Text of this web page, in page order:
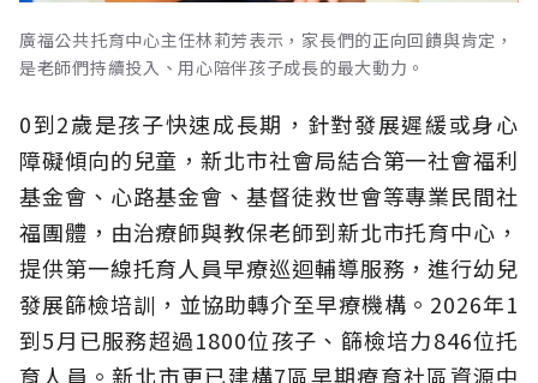
廣福公共托育中心主任林莉芳表示，家長們的正向回饋與肯定，
是老師們持續投入、用心陪伴孩子成長的最大動力。
0到2歲是孩子快速成長期，針對發展遲緩或身心
障礙傾向的兒童，新北市社會局結合第一社會福利
基金會、心路基金會、基督徒救世會等專業民間社
福團體，由治療師與教保老師到新北市托育中心，
提供第一線托育人員早療巡迴輔導服務，進行幼兒
發展篩檢培訓，並協助轉介至早療機構。2026年1
到5月已服務超過1800位孩子、篩檢培力846位托
育人員。新北市更已建構7區早期療育社區資源中